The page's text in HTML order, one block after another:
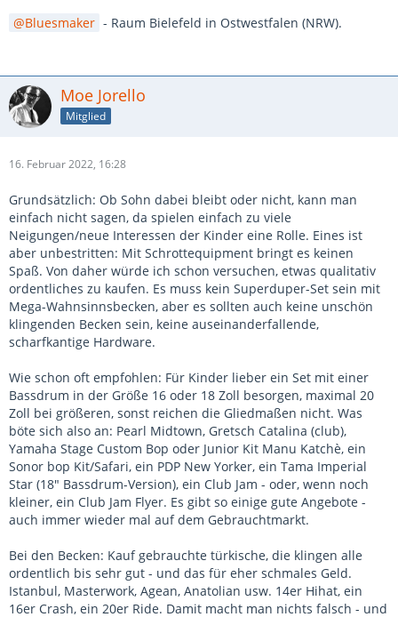
Bluesmaker - Raum Bielefeld in Ostwestfalen (NRW).
Moe Jorello
Mitglied
16. Februar 2022, 16:28
Grundsätzlich: Ob Sohn dabei bleibt oder nicht, kann man
einfach nicht sagen, da spielen einfach zu viele
Neigungen/neue Interessen der Kinder eine Rolle. Eines ist
aber unbestritten: Mit Schrottequipment bringt es keinen
Spaß. Von daher würde ich schon versuchen, etwas qualitativ
ordentliches zu kaufen. Es muss kein Superduper-Set sein mit
Mega-Wahnsinnsbecken, aber es sollten auch keine unschön
klingenden Becken sein, keine auseinanderfallende,
scharfkantige Hardware.
Wie schon oft empfohlen: Für Kinder lieber ein Set mit einer
Bassdrum in der Größe 16 oder 18 Zoll besorgen, maximal 20
Zoll bei größeren, sonst reichen die Gliedmaßen nicht. Was
böte sich also an: Pearl Midtown, Gretsch Catalina (club),
Yamaha Stage Custom Bop oder Junior Kit Manu Katchè, ein
Sonor bop Kit/Safari, ein PDP New Yorker, ein Tama Imperial
Star (18" Bassdrum-Version), ein Club Jam - oder, wenn noch
kleiner, ein Club Jam Flyer. Es gibt so einige gute Angebote -
auch immer wieder mal auf dem Gebrauchtmarkt.
Bei den Becken: Kauf gebrauchte türkische, die klingen alle
ordentlich bis sehr gut - und das für eher schmales Geld.
Istanbul, Masterwork, Agean, Anatolian usw. 14er Hihat, ein
16er Crash, ein 20er Ride. Damit macht man nichts falsch - und